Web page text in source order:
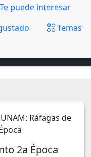
Te puede interesar
Temas
2a Época